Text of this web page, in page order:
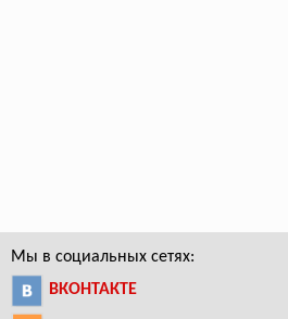
Мы в социальных сетях:
ВКОНТАКТЕ